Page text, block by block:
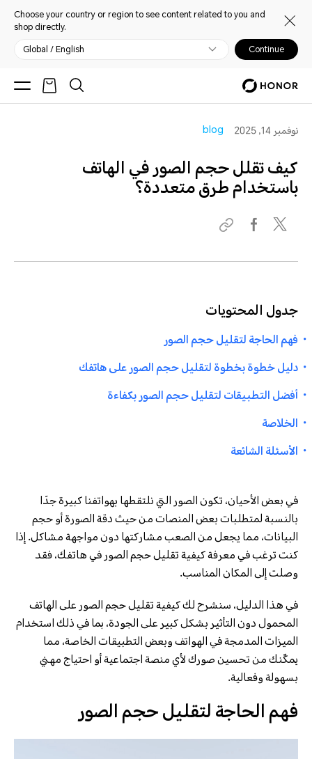
Choose your country or region to see content related to you and
shop directly.
Global / English Continue
نوفمبر 14, 2025 blog
كيف تقلل حجم الصور في الهاتف
باستخدام طرق متعددة؟
جدول المحتويات
・ فهم الحاجة لتقليل حجم الصور
・ دليل خطوة بخطوة لتقليل حجم الصور على هاتفك
・ أفضل التطبيقات لتقليل حجم الصور بكفاءة
・ الخلاصة
・ الأسئلة الشائعة
في بعض الأحيان، تكون الصور التي نلتقطها بهواتفنا كبيرة جدًا
بالنسبة لمتطلبات بعض المنصات من حيث دقة الصورة أو حجم
البيانات، مما يجعل من الصعب مشاركتها دون مواجهة مشاكل. إذا
كنت ترغب في معرفة كيفية تقليل حجم الصور في هاتفك، فقد
وصلت إلى المكان المناسب.
في هذا الدليل، سنشرح لك كيفية تقليل حجم الصور على الهاتف
المحمول دون التأثير بشكل كبير على الجودة، بما في ذلك استخدام
الميزات المدمجة في الهواتف وبعض التطبيقات الخاصة، مما
يمكّنك من تحسين صورك لأي منصة اجتماعية أو احتياج مهني
بسهولة وفعالية.
فهم الحاجة لتقليل حجم الصور